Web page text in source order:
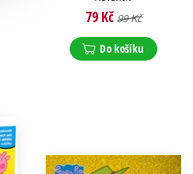
79 Kč 99 Kč
Do košíku